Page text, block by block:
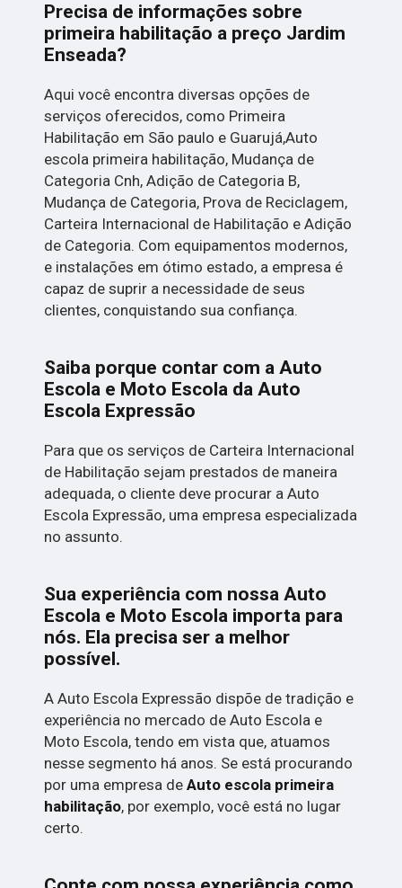
Precisa de informações sobre
primeira habilitação a preço Jardim
Enseada?
Aqui você encontra diversas opções de
serviços oferecidos, como Primeira
Habilitação em São paulo e Guarujá,Auto
escola primeira habilitação, Mudança de
Categoria Cnh, Adição de Categoria B,
Mudança de Categoria, Prova de Reciclagem,
Carteira Internacional de Habilitação e Adição
de Categoria. Com equipamentos modernos,
e instalações em ótimo estado, a empresa é
capaz de suprir a necessidade de seus
clientes, conquistando sua confiança.
Saiba porque contar com a Auto
Escola e Moto Escola da Auto
Escola Expressão
Para que os serviços de Carteira Internacional
de Habilitação sejam prestados de maneira
adequada, o cliente deve procurar a Auto
Escola Expressão, uma empresa especializada
no assunto.
Sua experiência com nossa Auto
Escola e Moto Escola importa para
nós. Ela precisa ser a melhor
possível.
A Auto Escola Expressão dispõe de tradição e
experiência no mercado de Auto Escola e
Moto Escola, tendo em vista que, atuamos
nesse segmento há anos. Se está procurando
por uma empresa deAuto escola primeira
habilitação, por exemplo, você está no lugar
certo.